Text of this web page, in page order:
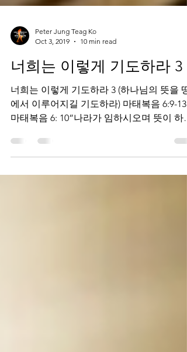
Peter Jung Teag Ko
Oct 3, 2019
10 min read
너희는 이렇게 기도하라 3
너희는 이렇게 기도하라 3 (하나님의 뜻을 땅
에서 이루어지길 기도하라) 마태복음 6:9-13
마태복음 6: 10”나라가 임하시오며 뜻이 하늘